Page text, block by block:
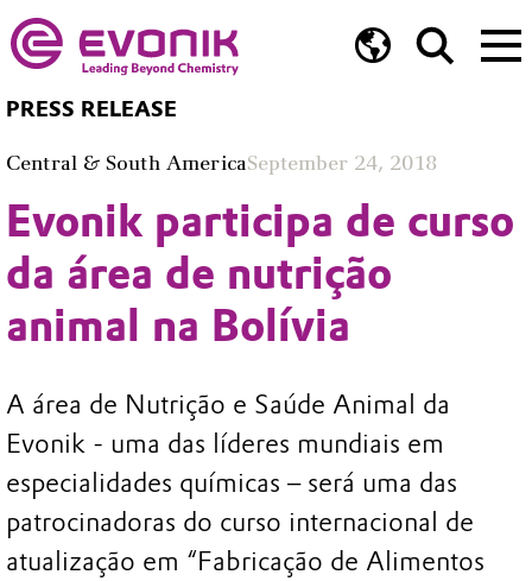
PRESS RELEASE
Central & South AmericaSeptember 24, 2018
Evonik participa de curso
da área de nutrição
animal na Bolívia
A área de Nutrição e Saúde Animal da
Evonik - uma das líderes mundiais em
especialidades químicas – será uma das
patrocinadoras do curso internacional de
atualização em “Fabricação de Alimentos